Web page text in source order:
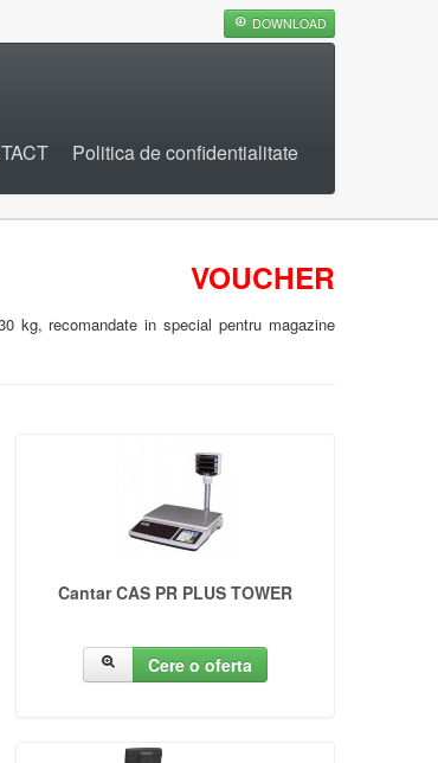
DOWNLOAD
Politica de confidentialitate
VOUCHER
kg, recomandate in special pentru magazine
Cantar CAS PR PLUS TOWER
Cere o oferta